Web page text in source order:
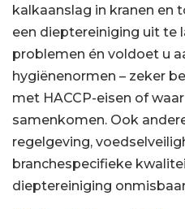
kalkaanslag in kranen en
een dieptereiniging uit te
problemen én voldoet u
hygiënenormen – zeker
met HACCP-eisen of
samenkomen. Ook
regelgeving,
branchespecifieke
dieptereiniging